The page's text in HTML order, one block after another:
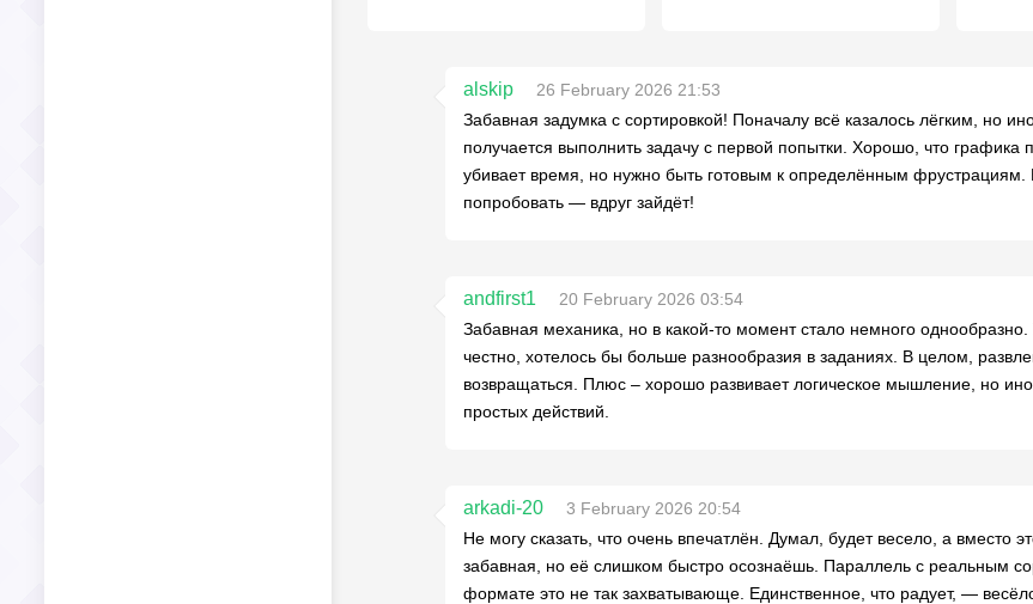
alskip
26 February 2026 21:53
Забавная задумка с сортировкой! Поначалу всё казалось лёгким, но
получается выполнить задачу с первой попытки. Хорошо, что
убивает время, но нужно быть готовым к определённым
попробовать — вдруг зайдёт!
andfirst1
20 February 2026 03:54
Забавная механика, но в какой-то момент стало немного
честно, хотелось бы больше разнообразия в заданиях. В целом,
возвращаться. Плюс – хорошо развивает логическое мышление, но
простых действий.
arkadi-20
3 February 2026 20:54
Не могу сказать, что очень впечатлён. Думал, будет весело, а вместо
забавная, но её слишком быстро осознаёшь. Параллель с реальным
формате это не так захватывающе. Единственное, что радует, —